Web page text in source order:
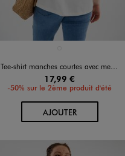
Tee-shirt manches courtes avec message poitrine et dos femme grande taille
17,99 €
-50% sur le 2ème produit d'été
AJOUTERAU PANIER